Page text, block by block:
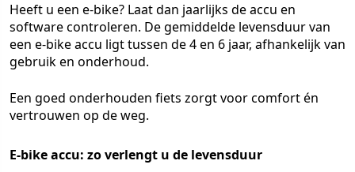
Heeft u een e-bike? Laat dan jaarlijks de accu en
software controleren. De gemiddelde levensduur van
een e-bike accu ligt tussen de 4 en 6 jaar, afhankelijk van
gebruik en onderhoud.
Een goed onderhouden fiets zorgt voor comfort én
vertrouwen op de weg.
E-bike accu: zo verlengt u de levensduur